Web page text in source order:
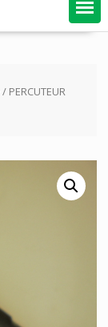
/ PERCUTEUR